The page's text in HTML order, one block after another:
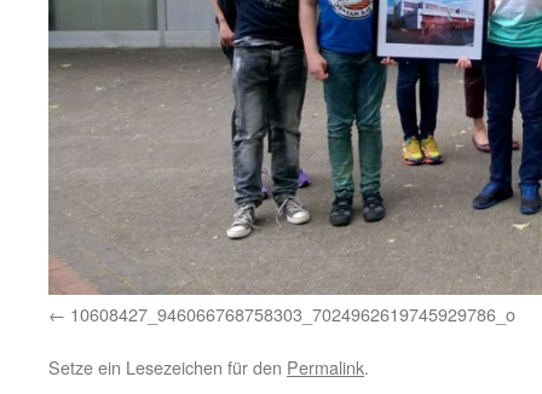
10608427_946066768758303_7024962619745929786_o
Setze ein Lesezeichen für den Permalink.